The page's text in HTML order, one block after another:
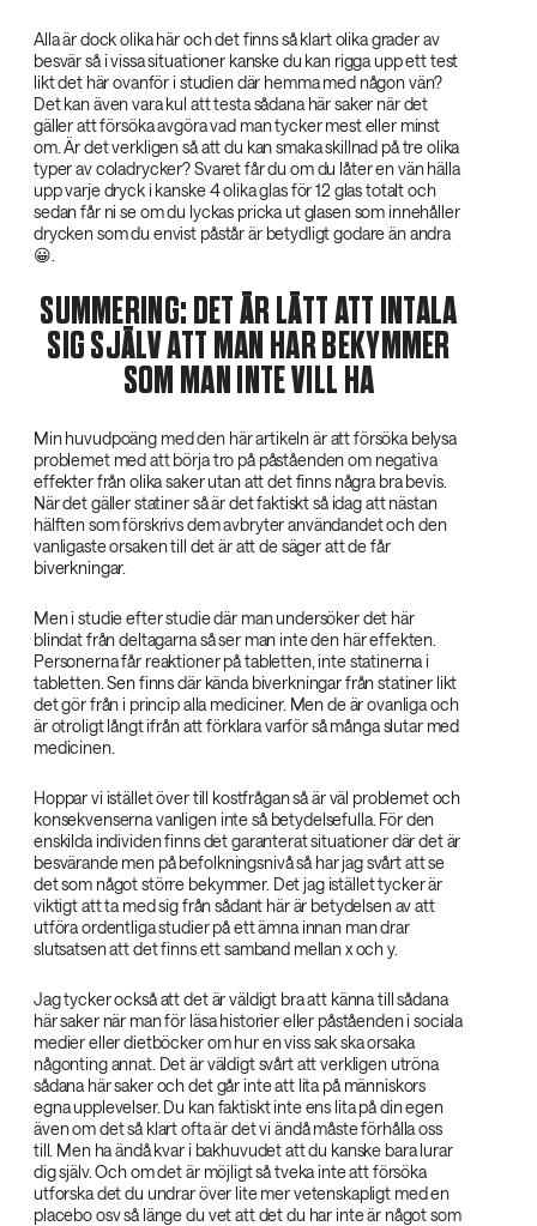
Alla är dock olika här och det finns så klart olika grader av
besvär så i vissa situationer kanske du kan rigga upp ett test
likt det här ovanför i studien där hemma med någon vän?
Det kan även vara kul att testa sådana här saker när det
gäller att försöka avgöra vad man tycker mest eller minst
om. Är det verkligen så att du kan smaka skillnad på tre olika
typer av coladrycker? Svaret får du om du låter en vän hälla
upp varje dryck i kanske 4 olika glas för 12 glas totalt och
sedan får ni se om du lyckas pricka ut glasen som innehåller
drycken som du envist påstår är betydligt godare än andra
😀.
SUMMERING: DET ÄR LÄTT ATT INTALA
SIG SJÄLV ATT MAN HAR BEKYMMER
SOM MAN INTE VILL HA
Min huvudpoäng med den här artikeln är att försöka belysa
problemet med att börja tro på påståenden om negativa
effekter från olika saker utan att det finns några bra bevis.
När det gäller statiner så är det faktiskt så idag att nästan
hälften som förskrivs dem avbryter användandet och den
vanligaste orsaken till det är att de säger att de får
biverkningar.
Men i studie efter studie där man undersöker det här
blindat från deltagarna så ser man inte den här effekten.
Personerna får reaktioner på tabletten, inte statinerna i
tabletten. Sen finns där kända biverkningar från statiner likt
det gör från i princip alla mediciner. Men de är ovanliga och
är otroligt långt ifrån att förklara varför så många slutar med
medicinen.
Hoppar vi istället över till kostfrågan så är väl problemet och
konsekvenserna vanligen inte så betydelsefulla. För den
enskilda individen finns det garanterat situationer där det är
besvärande men på befolkningsnivå så har jag svårt att se
det som något större bekymmer. Det jag istället tycker är
viktigt att ta med sig från sådant här är betydelsen av att
utföra ordentliga studier på ett ämna innan man drar
slutsatsen att det finns ett samband mellan x och y.
Jag tycker också att det är väldigt bra att känna till sådana
här saker när man för läsa historier eller påståenden i sociala
medier eller dietböcker om hur en viss sak ska orsaka
någonting annat. Det är väldigt svårt att verkligen utröna
sådana här saker och det går inte att lita på människors
egna upplevelser. Du kan faktiskt inte ens lita på din egen
även om det så klart ofta är det vi ändå måste förhålla oss
till. Men ha ändå kvar i bakhuvudet att du kanske bara lurar
dig själv. Och om det är möjligt så tveka inte att försöka
utforska det du undrar över lite mer vetenskapligt med en
placebo osv så länge du vet att det du har inte är något som